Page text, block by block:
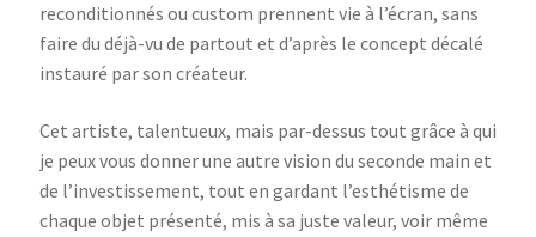
reconditionnés ou custom prennent vie à l’écran, sans
faire du déjà-vu de partout et d’après le concept décalé
instauré par son créateur.
Cet artiste, talentueux, mais par-dessus tout grâce à qui
je peux vous donner une autre vision du seconde main et
de l’investissement, tout en gardant l’esthétisme de
chaque objet présenté, mis à sa juste valeur, voir même